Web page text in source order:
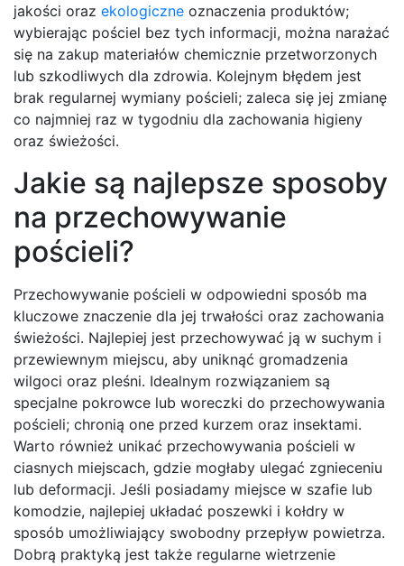
jakości oraz ekologiczne oznaczenia produktów;
wybierając pościel bez tych informacji, można narażać
się na zakup materiałów chemicznie przetworzonych
lub szkodliwych dla zdrowia. Kolejnym błędem jest
brak regularnej wymiany pościeli; zaleca się jej zmianę
co najmniej raz w tygodniu dla zachowania higieny
oraz świeżości.
Jakie są najlepsze sposoby
na przechowywanie
pościeli?
Przechowywanie pościeli w odpowiedni sposób ma
kluczowe znaczenie dla jej trwałości oraz zachowania
świeżości. Najlepiej jest przechowywać ją w suchym i
przewiewnym miejscu, aby uniknąć gromadzenia
wilgoci oraz pleśni. Idealnym rozwiązaniem są
specjalne pokrowce lub woreczki do przechowywania
pościeli; chronią one przed kurzem oraz insektami.
Warto również unikać przechowywania pościeli w
ciasnych miejscach, gdzie mogłaby ulegać zgnieceniu
lub deformacji. Jeśli posiadamy miejsce w szafie lub
komodzie, najlepiej układać poszewki i kołdry w
sposób umożliwiający swobodny przepływ powietrza.
Dobrą praktyką jest także regularne wietrzenie